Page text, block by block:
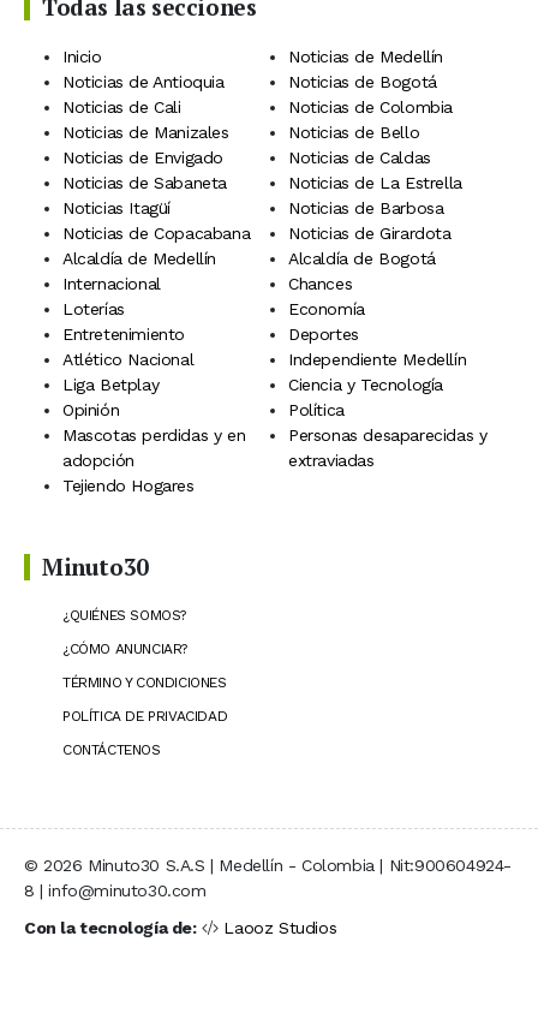
Todas las secciones
Inicio
Noticias de Medellín
Noticias de Antioquia
Noticias de Bogotá
Noticias de Cali
Noticias de Colombia
Noticias de Manizales
Noticias de Bello
Noticias de Envigado
Noticias de Caldas
Noticias de Sabaneta
Noticias de La Estrella
Noticias Itagüí
Noticias de Barbosa
Noticias de Copacabana
Noticias de Girardota
Alcaldía de Medellín
Alcaldía de Bogotá
Internacional
Chances
Loterías
Economía
Entretenimiento
Deportes
Atlético Nacional
Independiente Medellín
Liga Betplay
Ciencia y Tecnología
Opinión
Política
Mascotas perdidas y en
adopción
Personas desaparecidas y
extraviadas
Tejiendo Hogares
Minuto30
¿QUIÉNES SOMOS?
¿CÓMO ANUNCIAR?
TÉRMINO Y CONDICIONES
POLÍTICA DE PRIVACIDAD
CONTÁCTENOS
© 2026 Minuto30 S.A.S | Medellín - Colombia | Nit:900604924-
8 | info@minuto30.com
Con la tecnología de:
Laooz Studios